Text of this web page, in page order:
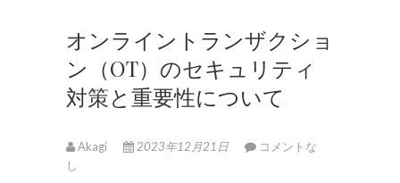
オンライントランザクショ
ン（OT）のセキュリティ
対策と重要性について
Akagi 2023年12月21日
コメントな
し